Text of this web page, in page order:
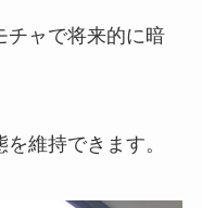
チャで将来的に暗
維持できます。